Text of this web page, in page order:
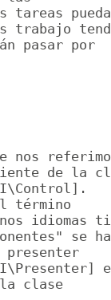
tareas
trabajo
pasar por
nos
de la
término
idiomas
se
presenter
la clase